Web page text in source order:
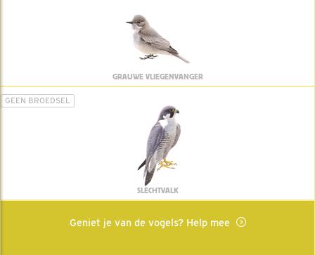
GRAUWE VLIEGENVANGER
GEEN BROEDSEL
SLECHTVALK
Geniet je van de vogels? Help mee